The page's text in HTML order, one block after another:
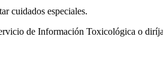
cuidados especiales.
de Información Toxicológica o